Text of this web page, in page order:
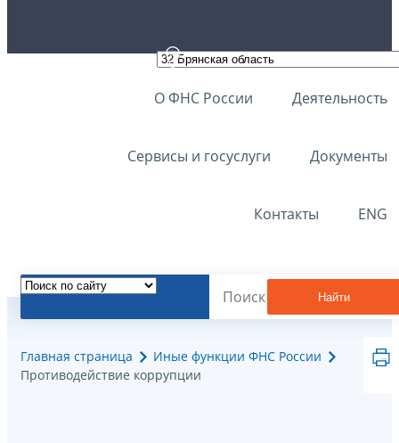
О ФНС России Деятельность
Сервисы и госуслуги Документы
Контакты ENG
Найти
Главная страница
Иные функции ФНС России
Противодействие коррупции